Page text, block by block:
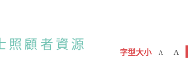
照顧者資源
字型大小 A A